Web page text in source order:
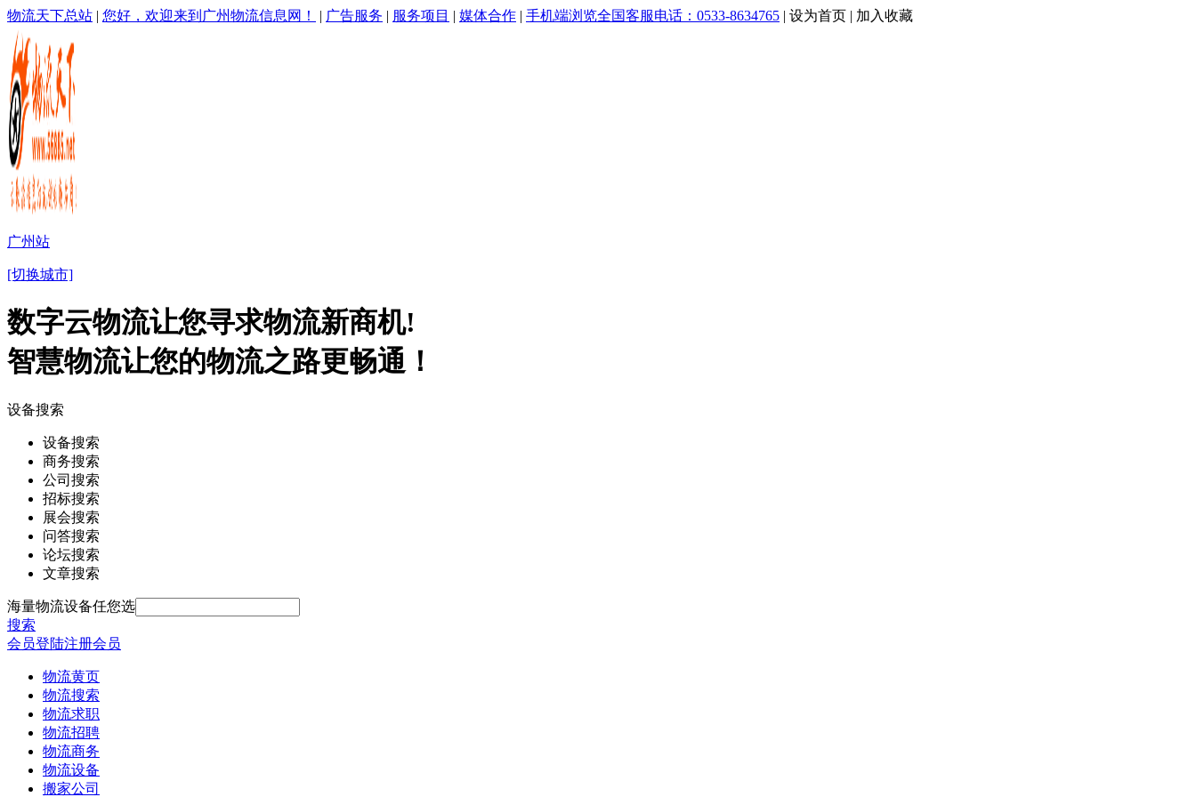
物流天下总站 | 您好，欢迎来到广州物流信息网！ | 广告服务 | 服务项目 | 媒体合作 | 手机端浏览全国客服电话：0533-8634765 | 设为首页 | 加入收藏
广州站
[切换城市]
数字云物流让您寻求物流新商机!
智慧物流让您的物流之路更畅通！
设备搜索
设备搜索
商务搜索
公司搜索
招标搜索
展会搜索
问答搜索
论坛搜索
文章搜索
海量物流设备任您选
搜索
会员登陆注册会员
物流黄页
物流搜索
物流求职
物流招聘
物流商务
物流设备
搬家公司